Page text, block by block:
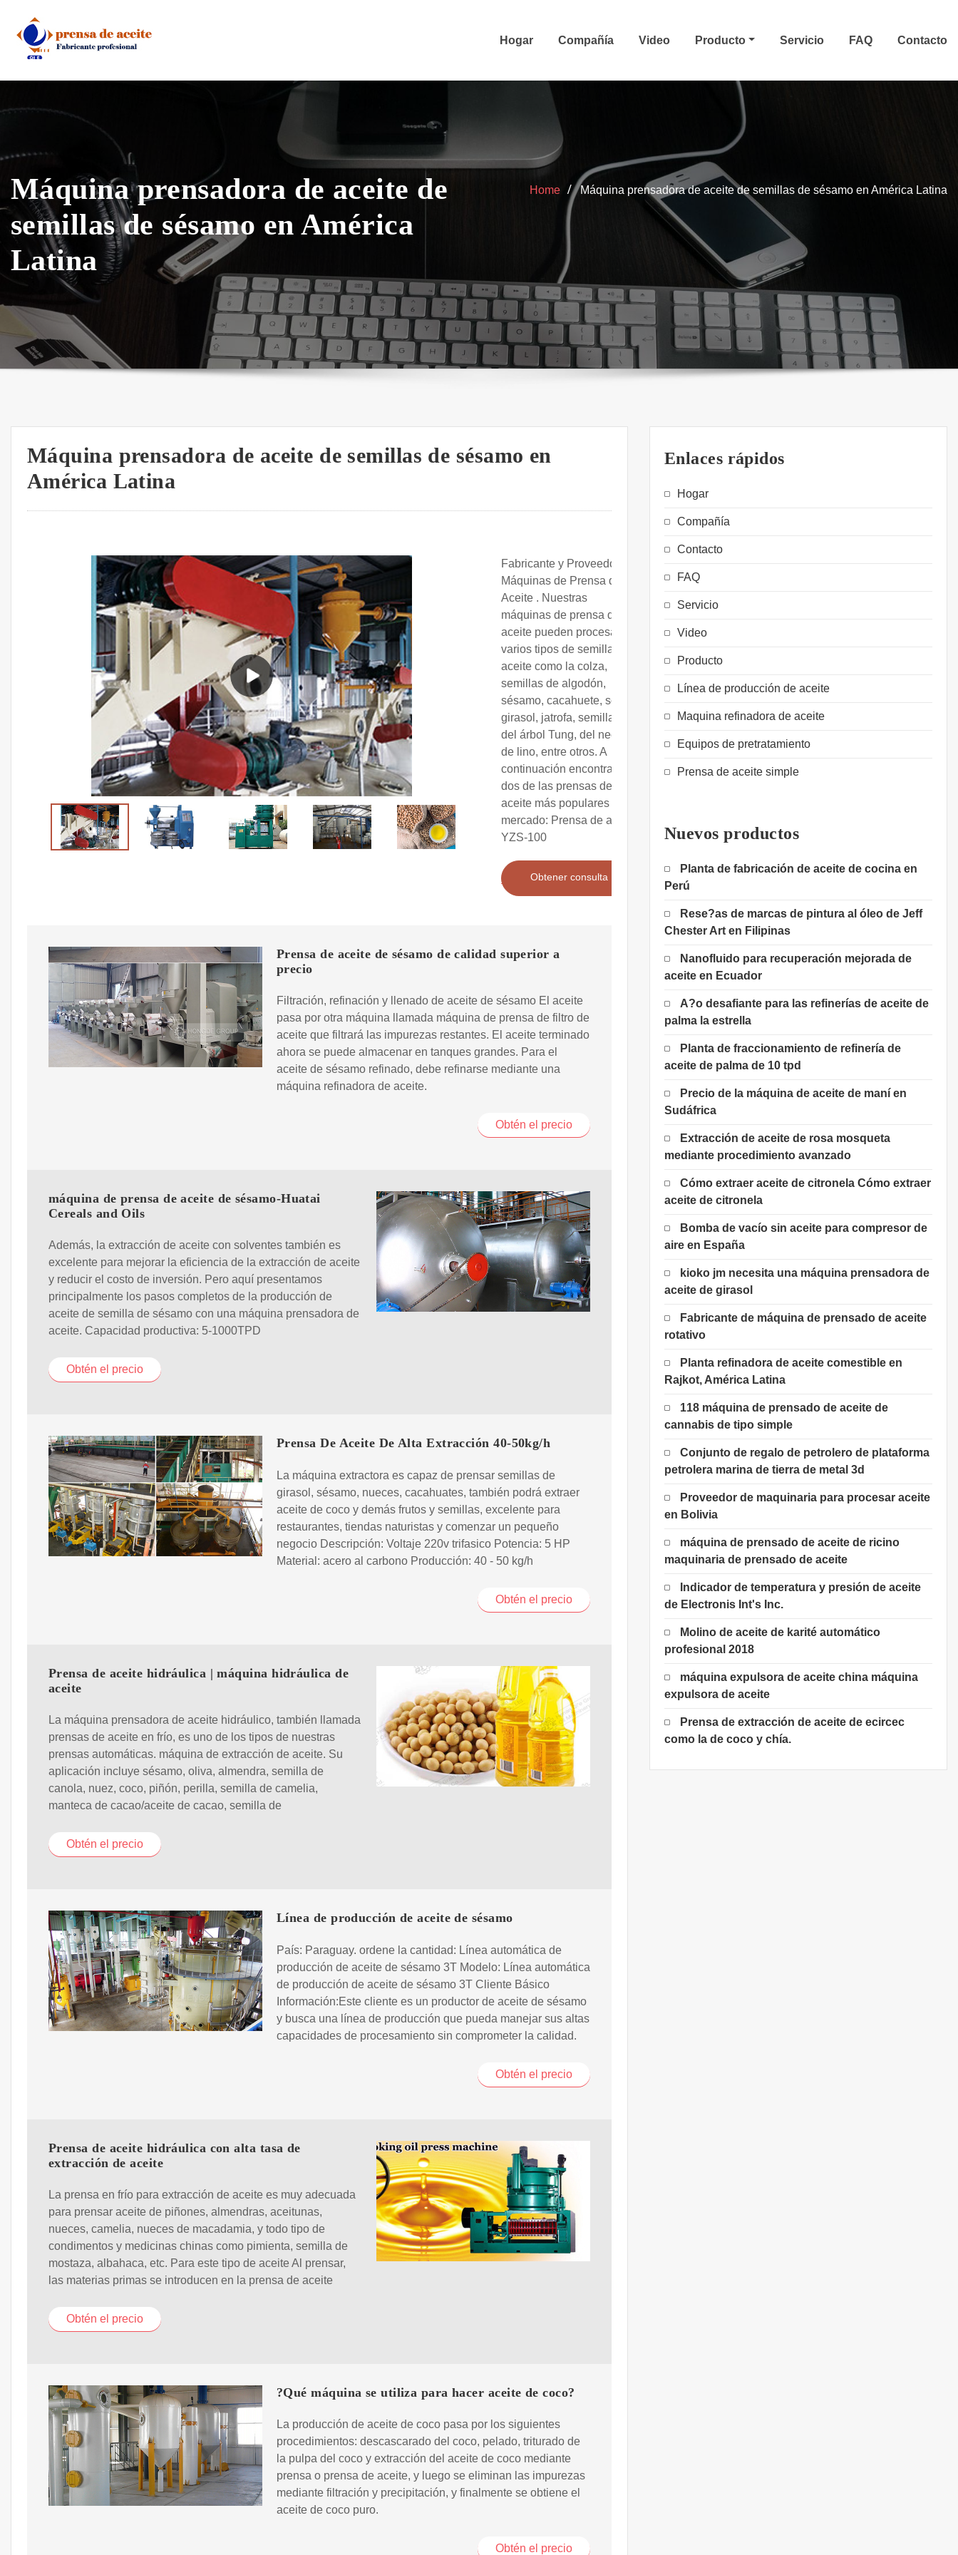
content
Hogar Compañía Video Producto Servicio FAQ Contacto
Máquina prensadora de aceite de
semillas de sésamo en América
Latina
Home Máquina prensadora de aceite de semillas de sésamo en América Latina
Máquina prensadora de aceite de semillas de sésamo en
América Latina
Fabricante y Proveedor de
Máquinas de Prensa de
Aceite . Nuestras
máquinas de prensa de
aceite pueden procesar
varios tipos de semillas de
aceite como la colza,
semillas de algodón,
sésamo, cacahuete, soja,
girasol, jatrofa, semillas
del árbol Tung, del neem y
de lino, entre otros. A
continuación encontrará
dos de las prensas de
aceite más populares del
mercado: Prensa de aceite
YZS-100
Obtener consulta
Prensa de aceite de sésamo de calidad superior a
precio
Filtración, refinación y llenado de aceite de sésamo El aceite
pasa por otra máquina llamada máquina de prensa de filtro de
aceite que filtrará las impurezas restantes. El aceite terminado
ahora se puede almacenar en tanques grandes. Para el
aceite de sésamo refinado, debe refinarse mediante una
máquina refinadora de aceite.
Obtén el precio
máquina de prensa de aceite de sésamo-Huatai
Cereals and Oils
Además, la extracción de aceite con solventes también es
excelente para mejorar la eficiencia de la extracción de aceite
y reducir el costo de inversión. Pero aquí presentamos
principalmente los pasos completos de la producción de
aceite de semilla de sésamo con una máquina prensadora de
aceite. Capacidad productiva: 5-1000TPD
Obtén el precio
Prensa De Aceite De Alta Extracción 40-50kg/h
La máquina extractora es capaz de prensar semillas de
girasol, sésamo, nueces, cacahuates, también podrá extraer
aceite de coco y demás frutos y semillas, excelente para
restaurantes, tiendas naturistas y comenzar un pequeño
negocio Descripción: Voltaje 220v trifasico Potencia: 5 HP
Material: acero al carbono Producción: 40 - 50 kg/h
Obtén el precio
Prensa de aceite hidráulica | máquina hidráulica de
aceite
La máquina prensadora de aceite hidráulico, también llamada
prensas de aceite en frío, es uno de los tipos de nuestras
prensas automáticas. máquina de extracción de aceite. Su
aplicación incluye sésamo, oliva, almendra, semilla de
canola, nuez, coco, piñón, perilla, semilla de camelia,
manteca de cacao/aceite de cacao, semilla de
Obtén el precio
Línea de producción de aceite de sésamo
País: Paraguay. ordene la cantidad: Línea automática de
producción de aceite de sésamo 3T Modelo: Línea automática
de producción de aceite de sésamo 3T Cliente Básico
Información:Este cliente es un productor de aceite de sésamo
y busca una línea de producción que pueda manejar sus altas
capacidades de procesamiento sin comprometer la calidad.
Obtén el precio
Prensa de aceite hidráulica con alta tasa de
extracción de aceite
La prensa en frío para extracción de aceite es muy adecuada
para prensar aceite de piñones, almendras, aceitunas,
nueces, camelia, nueces de macadamia, y todo tipo de
condimentos y medicinas chinas como pimienta, semilla de
mostaza, albahaca, etc. Para este tipo de aceite Al prensar,
las materias primas se introducen en la prensa de aceite
Obtén el precio
?Qué máquina se utiliza para hacer aceite de coco?
La producción de aceite de coco pasa por los siguientes
procedimientos: descascarado del coco, pelado, triturado de
la pulpa del coco y extracción del aceite de coco mediante
prensa o prensa de aceite, y luego se eliminan las impurezas
mediante filtración y precipitación, y finalmente se obtiene el
aceite de coco puro.
Obtén el precio
Enlaces rápidos
Hogar
Compañía
Contacto
FAQ
Servicio
Video
Producto
Línea de producción de aceite
Maquina refinadora de aceite
Equipos de pretratamiento
Prensa de aceite simple
Nuevos productos
Planta de fabricación de aceite de cocina en
Perú
Rese?as de marcas de pintura al óleo de Jeff
Chester Art en Filipinas
Nanofluido para recuperación mejorada de
aceite en Ecuador
A?o desafiante para las refinerías de aceite de
palma la estrella
Planta de fraccionamiento de refinería de
aceite de palma de 10 tpd
Precio de la máquina de aceite de maní en
Sudáfrica
Extracción de aceite de rosa mosqueta
mediante procedimiento avanzado
Cómo extraer aceite de citronela Cómo extraer
aceite de citronela
Bomba de vacío sin aceite para compresor de
aire en España
kioko jm necesita una máquina prensadora de
aceite de girasol
Fabricante de máquina de prensado de aceite
rotativo
Planta refinadora de aceite comestible en
Rajkot, América Latina
118 máquina de prensado de aceite de
cannabis de tipo simple
Conjunto de regalo de petrolero de plataforma
petrolera marina de tierra de metal 3d
Proveedor de maquinaria para procesar aceite
en Bolivia
máquina de prensado de aceite de ricino
maquinaria de prensado de aceite
Indicador de temperatura y presión de aceite
de Electronis Int's Inc.
Molino de aceite de karité automático
profesional 2018
máquina expulsora de aceite china máquina
expulsora de aceite
Prensa de extracción de aceite de ecircec
como la de coco y chía.